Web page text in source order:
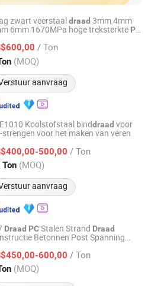
zwart veerstaaldraad 3mm 4mm
6mm 1670MPa hoge treksterkte PC
/ Ton
(MOQ)
aanvraag
Rope Co., Ltd
Sinds 2023
Koolstofstaal binddraad voor
-strengen voor het maken van veren
500,00 / Ton
(MOQ)
aanvraag
Manufacturing Co., Ltd.
Sinds 2025
Draad PCStalen Strand Draad
Betonnen Post Spanning
600,00 / Ton
(MOQ)
Ltd.
Sinds 2023